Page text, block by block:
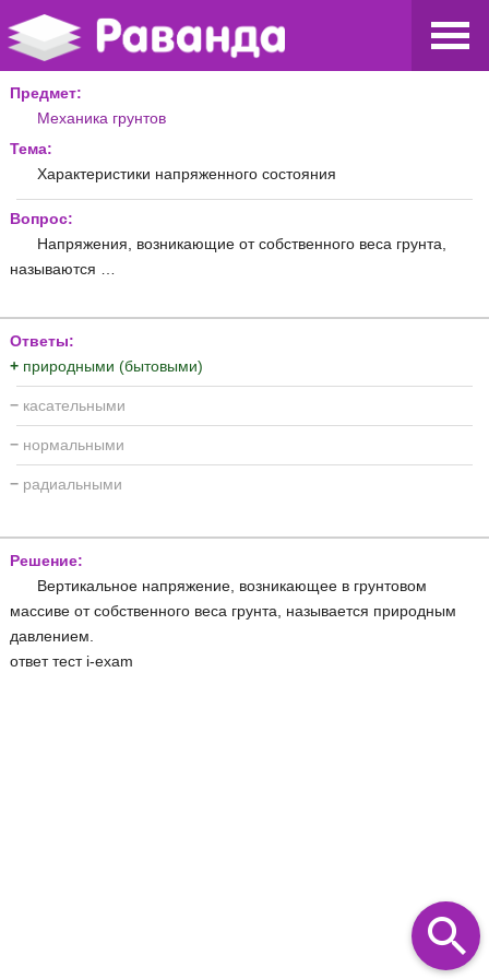
Предмет:
Механика грунтов
Тема:
Характеристики напряженного состояния
Вопрос:
Напряжения, возникающие от собственного веса грунта,
называются …
Ответы:
+ природными (бытовыми)
− касательными
− нормальными
− радиальными
Решение:
Вертикальное напряжение, возникающее в грунтовом
массиве от собственного веса грунта, называется природным
давлением.
ответ тест i-exam